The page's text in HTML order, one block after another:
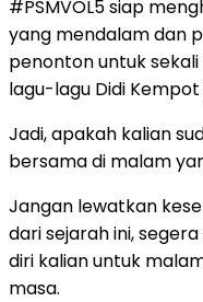
#PSMVOL5 siap
yang mendalam dan
penonton untuk
lagu-lagu Didi
Jadi, apakah kalian
bersama di malam
Jangan lewatkan
dari sejarah ini,
diri kalian untuk
masa.